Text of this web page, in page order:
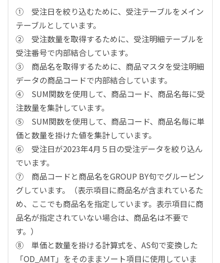
① 受注日を絞り込むために、受注テーブルをメイン
テーブルとしています。
② 受注数量を取得するために、受注明細テーブルを
受注番号で内部結合しています。
③ 商品名を取得するために、商品マスタを受注明細
データの商品コードで内部結合しています。
④ SUM関数を使用して、商品コード、商品名毎に受
注数量を集計しています。
⑤ SUM関数を使用して、商品コード、商品名毎に単
価と数量を掛けた値を集計しています。
⑥ 受注日が2023年4月５日の受注データを絞り込ん
でいます。
⑦ 商品コードと商品名をGROUP BY句でグルーピン
グしています。（表示項目に商品名が含まれているた
め、ここでも商品名を指定しています。表示項目に商
品名が指定されていない場合は、商品名は不要で
す。）
⑧ 単価と数量を掛ける計算式を、AS句で変換した
「OD_AMT」をそのままソート項目に使用していま